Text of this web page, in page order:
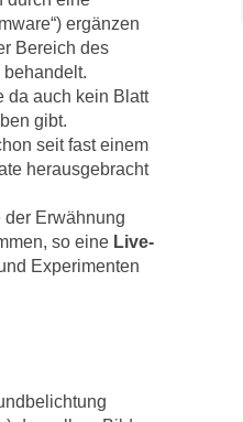
SOZIALE NETZWERKE
DIVERSES
TOM! UNTERSTÜTZEN
IMPRESSUM
ergänzen
Bereich des
da auch kein Blatt
gibt.
seit fast einem
herausgebracht
Erwähnung
so eine Live-
Experimenten